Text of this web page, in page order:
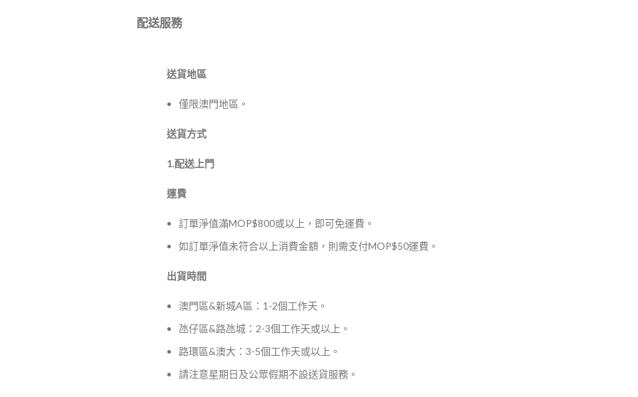
配送服務
送貨地區
僅限澳門地區。
送貨方式
1.配送上門
運費
訂單淨值滿MOP$800或以上，即可免運費。
如訂單淨值未符合以上消費金額，則需支付MOP$50運費。
出貨時間
澳門區&新城A區：1-2個工作天。
氹仔區&路氹城：2-3個工作天或以上。
路環區&澳大：3-5個工作天或以上。
請注意星期日及公眾假期不設送貨服務。